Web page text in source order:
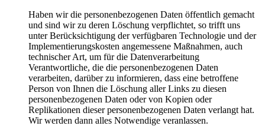
Haben wir die personenbezogenen Daten öffentlich gemacht
und sind wir zu deren Löschung verpflichtet, so trifft uns
unter Berücksichtigung der verfügbaren Technologie und der
Implementierungskosten angemessene Maßnahmen, auch
technischer Art, um für die Datenverarbeitung
Verantwortliche, die die personenbezogenen Daten
verarbeiten, darüber zu informieren, dass eine betroffene
Person von Ihnen die Löschung aller Links zu diesen
personenbezogenen Daten oder von Kopien oder
Replikationen dieser personenbezogenen Daten verlangt hat.
Wir werden dann alles Notwendige veranlassen.